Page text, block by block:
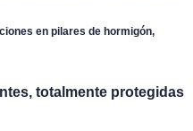
en pilares de hormigón,
totalmente protegidas